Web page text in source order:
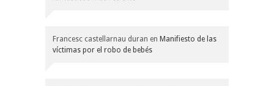
Francesc castellarnau duran en Manifiesto de las
víctimas por el robo de bebés